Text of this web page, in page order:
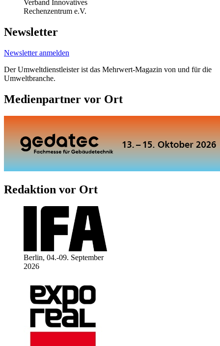
Verband Innovatives
Rechenzentrum e.V.
Newsletter
Newsletter anmelden
Der Umweltdienstleister ist das Mehrwert-Magazin von und für die
Umweltbranche.
Medienpartner vor Ort
Redaktion vor Ort
Berlin, 04.-09. September
2026